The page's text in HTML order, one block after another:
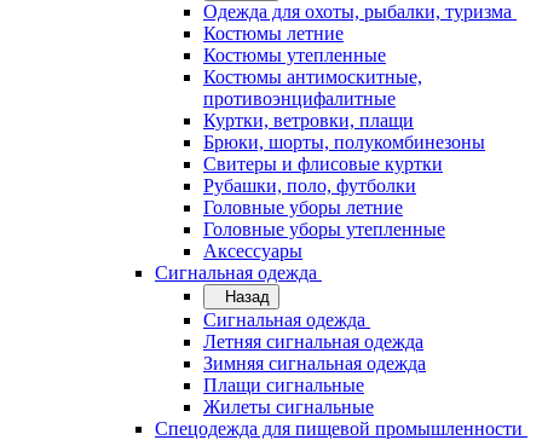
Одежда для охоты, рыбалки, туризма
Костюмы летние
Костюмы утепленные
Костюмы антимоскитные,
противоэнцифалитные
Куртки, ветровки, плащи
Брюки, шорты, полукомбинезоны
Свитеры и флисовые куртки
Рубашки, поло, футболки
Головные уборы летние
Головные уборы утепленные
Аксессуары
Сигнальная одежда
Назад
Сигнальная одежда
Летняя сигнальная одежда
Зимняя сигнальная одежда
Плащи сигнальные
Жилеты сигнальные
Спецодежда для пищевой промышленности